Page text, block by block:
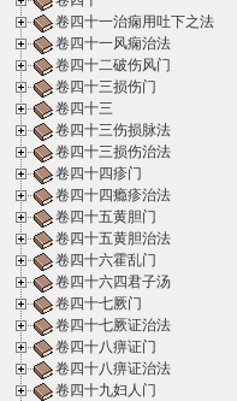
卷四十一治痫用吐下之法
卷四十一风痫治法
卷四十二破伤风门
卷四十三损伤门
卷四十三
卷四十三伤损脉法
卷四十三损伤治法
卷四十四疹门
卷四十四瘾疹治法
卷四十五黄胆门
卷四十五黄胆治法
卷四十六霍乱门
卷四十六四君子汤
卷四十七厥门
卷四十七厥证治法
卷四十八痹证门
卷四十八痹证治法
卷四十九妇人门